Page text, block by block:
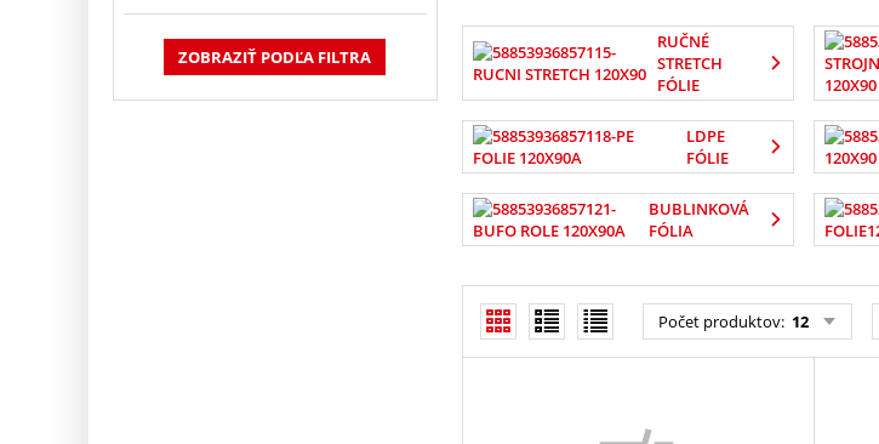
ZOBRAZIŤ PODĽA FILTRA
RUČNÉ
STRETCH
FÓLIE
LDPE
FÓLIE
BUBLINKOVÁ
FÓLIA
Počet produktov: 12